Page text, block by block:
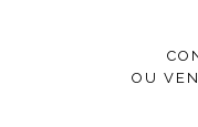
OU